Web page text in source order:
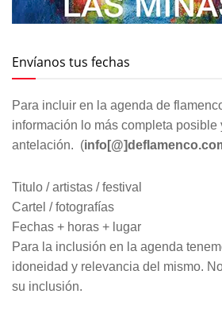
Envíanos tus fechas
Para incluir en la agenda de
información lo más completa posible
antelación. (
Titulo / artistas / festival
Cartel / fotografías
Fechas + horas + lugar
Para la inclusión en la agenda
idoneidad y relevancia del mismo.
su inclusión.